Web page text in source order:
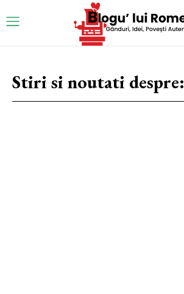
Stiri si noutati despre: